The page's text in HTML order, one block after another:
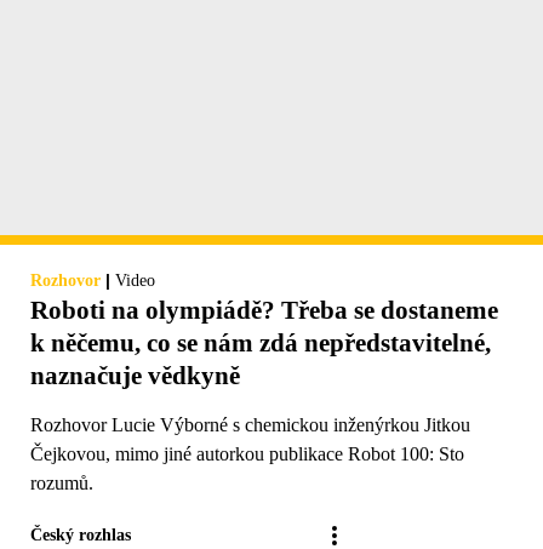
Rozhovor | Video
Roboti na olympiádě? Třeba se dostaneme
k něčemu, co se nám zdá nepředstavitelné,
naznačuje vědkyně
Rozhovor Lucie Výborné s chemickou inženýrkou Jitkou
Čejkovou, mimo jiné autorkou publikace Robot 100: Sto
rozumů.
Český rozhlas